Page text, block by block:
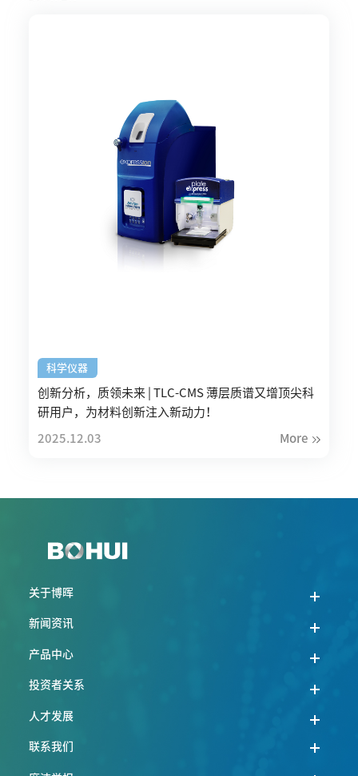
科学仪器
创新分析，质领未来 | TLC-CMS 薄层质谱又增顶尖科
研用户，为材料创新注入新动力！
2025.12.03 More
关于博晖
新闻资讯
产品中心
投资者关系
人才发展
联系我们